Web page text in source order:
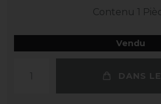
Contenu 1
Vendu
DANS